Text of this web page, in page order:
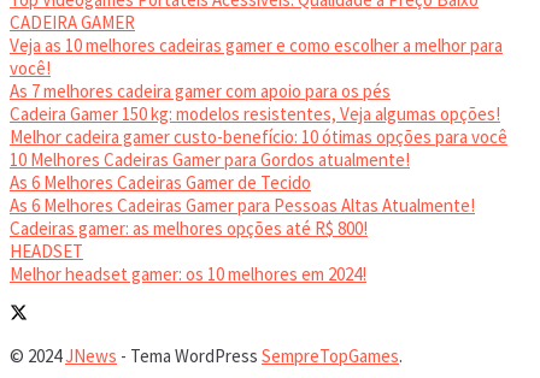
CADEIRA GAMER
Veja as 10 melhores cadeiras gamer e como escolher a melhor para
você!
As 7 melhores cadeira gamer com apoio para os pés
Cadeira Gamer 150 kg: modelos resistentes, Veja algumas opções!
Melhor cadeira gamer custo-benefício: 10 ótimas opções para você
10 Melhores Cadeiras Gamer para Gordos atualmente!
As 6 Melhores Cadeiras Gamer de Tecido
As 6 Melhores Cadeiras Gamer para Pessoas Altas Atualmente!
Cadeiras gamer: as melhores opções até R$ 800!
HEADSET
Melhor headset gamer: os 10 melhores em 2024!
© 2024JNews - Tema WordPress SempreTopGames.